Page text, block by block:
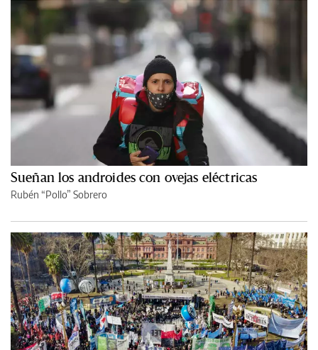
Sueñan los androides con ovejas eléctricas
Rubén “Pollo” Sobrero